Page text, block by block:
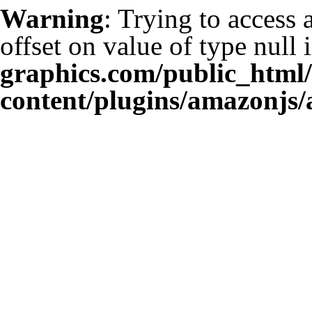
Warning: Trying to access
offset on value of type null
graphics.com/
content/plugins/